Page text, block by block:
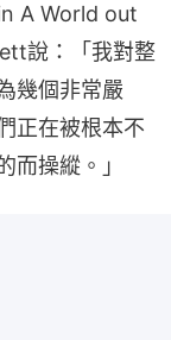
A World out
說：「我對整
幾個非常嚴
正在被根本不
而操縱。」